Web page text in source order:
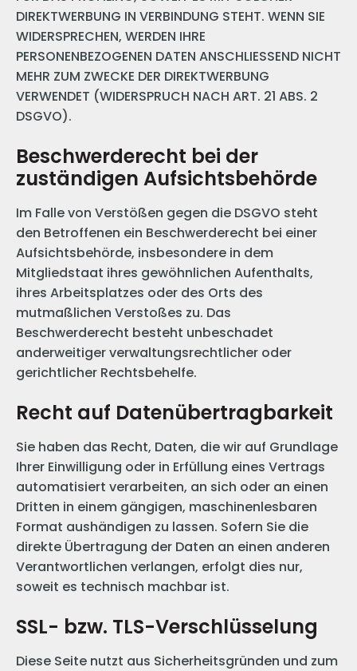
DIREKTWERBUNG IN VERBINDUNG STEHT. WENN SIE
WIDERSPRECHEN, WERDEN IHRE
PERSONENBEZOGENEN DATEN ANSCHLIESSEND NICHT
MEHR ZUM ZWECKE DER DIREKTWERBUNG
VERWENDET (WIDERSPRUCH NACH ART. 21 ABS. 2
DSGVO).
Beschwerde­recht bei der
zuständigen Aufsichts­behörde
Im Falle von Verstößen gegen die DSGVO steht
den Betroffenen ein Beschwerderecht bei einer
Aufsichtsbehörde, insbesondere in dem
Mitgliedstaat ihres gewöhnlichen Aufenthalts,
ihres Arbeitsplatzes oder des Orts des
mutmaßlichen Verstoßes zu. Das
Beschwerderecht besteht unbeschadet
anderweitiger verwaltungsrechtlicher oder
gerichtlicher Rechtsbehelfe.
Recht auf Daten­übertrag­barkeit
Sie haben das Recht, Daten, die wir auf Grundlage
Ihrer Einwilligung oder in Erfüllung eines Vertrags
automatisiert verarbeiten, an sich oder an einen
Dritten in einem gängigen, maschinenlesbaren
Format aushändigen zu lassen. Sofern Sie die
direkte Übertragung der Daten an einen anderen
Verantwortlichen verlangen, erfolgt dies nur,
soweit es technisch machbar ist.
SSL- bzw. TLS-Verschlüsselung
Diese Seite nutzt aus Sicherheitsgründen und zum